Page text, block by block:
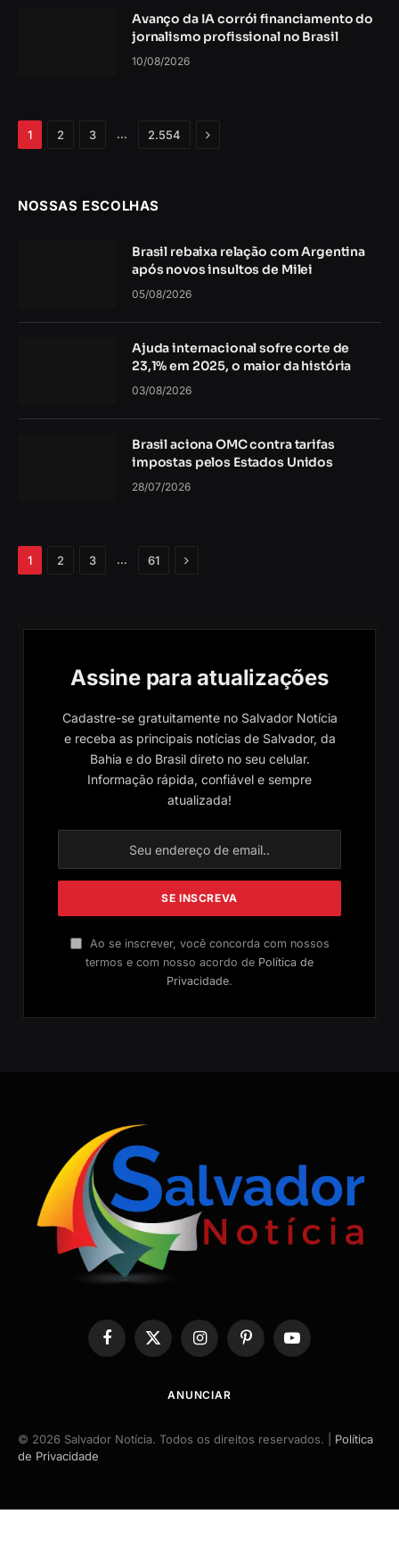
Avanço da IA corrói financiamento do
jornalismo profissional no Brasil
10/08/2026
1 2 3 … 2.554 Próximo
NOSSAS ESCOLHAS
Brasil rebaixa relação com Argentina
após novos insultos de Milei
05/08/2026
Ajuda internacional sofre corte de
23,1% em 2025, o maior da história
03/08/2026
Brasil aciona OMC contra tarifas
impostas pelos Estados Unidos
28/07/2026
1 2 3 … 61 Próximo
Assine para atualizações
Cadastre-se gratuitamente no Salvador Notícia
e receba as principais notícias de Salvador, da
Bahia e do Brasil direto no seu celular.
Informação rápida, confiável e sempre
atualizada!
Ao se inscrever, você concorda com nossos
termos e com nosso acordo de Política de
Privacidade.
Facebook
X
InstagramPinterestYouTube
ANUNCIAR
© 2026 Salvador Notícia. Todos os direitos reservados. | Política
de Privacidade